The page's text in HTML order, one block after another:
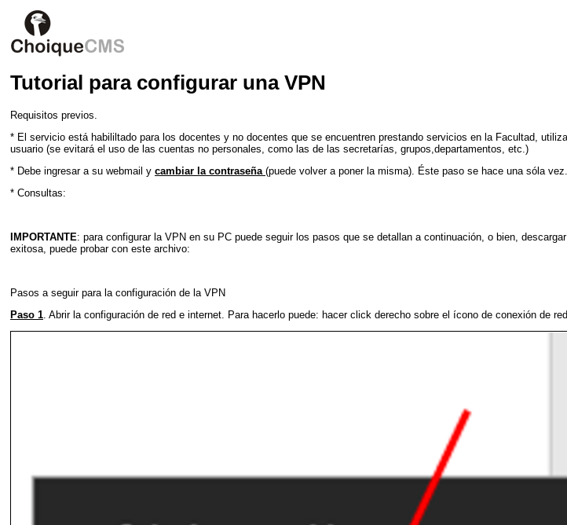
Tutorial para configurar una VPN
Requisitos previos.
* El servicio está habililtado para los docentes y no docentes que se encuentren prestando servicios en la Facultad,
usuario (se evitará el uso de las cuentas no personales, como las de las secretarías, grupos,departamentos, etc.)
* Debe ingresar a su webmail y cambiar la contraseña (puede volver a poner la misma). Éste paso se hace una sóla vez.
* Consultas:
IMPORTANTE: para configurar la VPN en su PC puede seguir los pasos que se detallan a continuación, o bien,
exitosa, puede probar con este archivo:
Pasos a seguir para la configuración de la VPN
Paso 1 . Abrir la configuración de red e internet. Para hacerlo puede: hacer click derecho sobre el ícono de conexión de